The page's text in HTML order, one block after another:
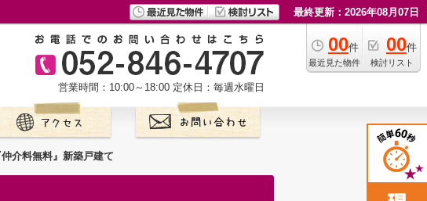
最終更新：2026年08月07日
00件
最近見た物件
00件
検討リスト
営業時間：10:00～18:00 定休日：毎週水曜日
介料無料』新築戸建て